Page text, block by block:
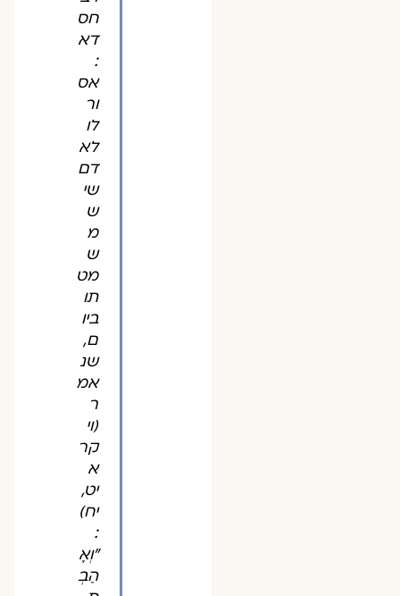
חס
דא
אס
ור
לו
לא
דם
שי
ש
מ
ש
מט
תו
ביו
ם,
שנ
אמ
ר
(וי
קר
א
יט,
יח)
״וְאָ
הַבְ